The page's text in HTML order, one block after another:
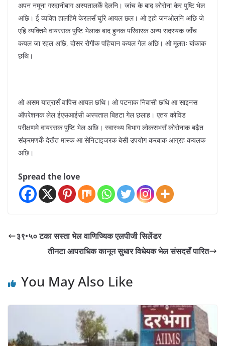
अपन नमूना गरदानीबाग अस्पतालकेँ देलनि। जांच के बाद कोरोना केर पुष्टि भेल
अछि। ई व्यक्ति हालहिमे केरलसँ घुरि आयल छल। ओ इहो जनओलनि अछि जे
एहि व्यक्तिमे वायरसक पुष्टि भेलाक बाद हुनक परिवारक अन्य सदस्यक जाँच
कयल जा रहल अछि, दोसर रोगीक पहिचान कयल गेल अछि। ओ मूलतः बांकाक
छथि।
ओ असम यात्रासँ वापिस आयल छथि। ओ पटनाक निवासी छथि आ साइनस
ऑपरेशनक लेल ईएसआईसी अस्पताल बिहटा गेल छलाह। एतय कोविड
परीक्षणमे वायरसक पुष्टि भेल अछि। स्वास्थ्य विभाग लोकसभसँ कोरोनाक बढ़ैत
संक्रमणकेँ देखैत मास्क आ सेनिटाइजरक बेसी उपयोग करबाक आग्रह कयलक
अछि।
Spread the love
३९•५० टका सस्ता भेल वाणिज्यिक एलपीजी सिलेंडर
तीनटा आपराधिक कानून सुधार विधेयक भेल संसदसँ पारित
You May Also Like